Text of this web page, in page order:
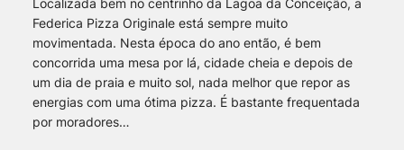
Localizada bem no centrinho da Lagoa da Conceição, a
Federica Pizza Originale está sempre muito
movimentada. Nesta época do ano então, é bem
concorrida uma mesa por lá, cidade cheia e depois de
um dia de praia e muito sol, nada melhor que repor as
energias com uma ótima pizza. É bastante frequentada
por moradores…